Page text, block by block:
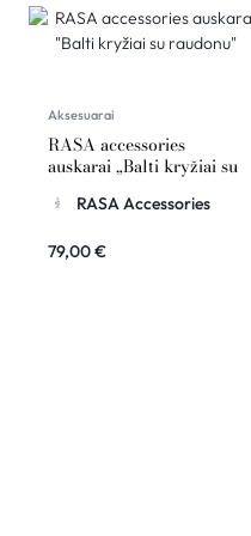
Aksesuarai
RASA accessories
auskarai „Balti kryžiai su
RASA Accessories
79,00€